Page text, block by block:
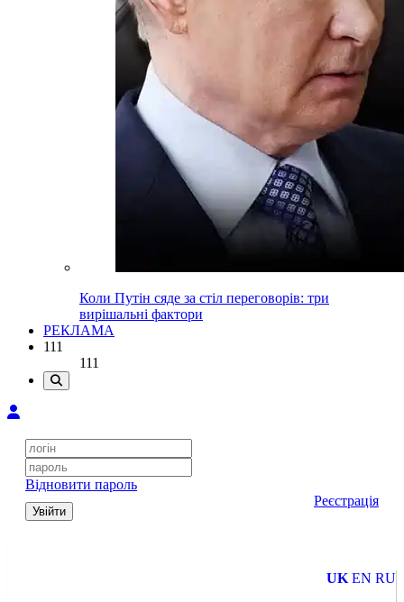
Коли Путін сяде за стіл переговорів: три
вирішальні фактори
РЕКЛАМА
111
111
Відновити пароль
Увійти
Реєстрація
UK EN RU